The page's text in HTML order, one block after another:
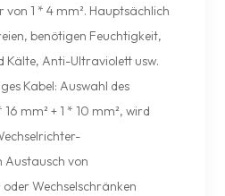
1 * 4 mm². Hauptsächlich
benötigen Feuchtigkeit,
Kälte, Anti-Ultraviolett usw.
Kabel: Auswahl des
mm² + 1 * 10 mm², wird
Austausch von
Wechselschränken